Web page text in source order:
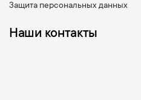
Защита персональных данных
Наши контакты